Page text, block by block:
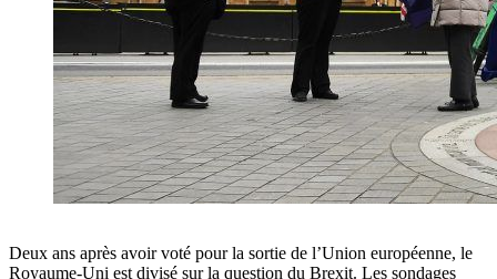
Deux ans après avoir voté pour la sortie de l’Union européenne, le
Royaume-Uni est divisé sur la question du Brexit. Les sondages